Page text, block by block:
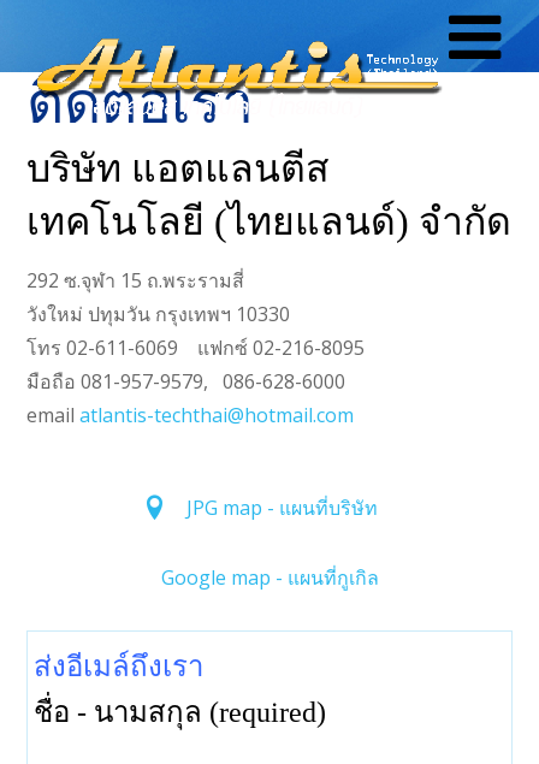
ติดต่อเรา
บริษัท แอตแลนตีส
เทคโนโลยี (ไทยแลนด์) จำกัด
292 ซ.จุฬา 15 ถ.พระรามสี่
วังใหม่ ปทุมวัน กรุงเทพฯ 10330
โทร 02-611-6069 แฟกซ์ 02-216-8095
มือถือ 081-957-9579, 086-628-6000
emailatlantis-techthai@hotmail.com
JPG map - แผนที่บริษัท
Google map - แผนที่กูเกิล
ส่งอีเมล์ถึงเรา
ชื่อ - นามสกุล (required)